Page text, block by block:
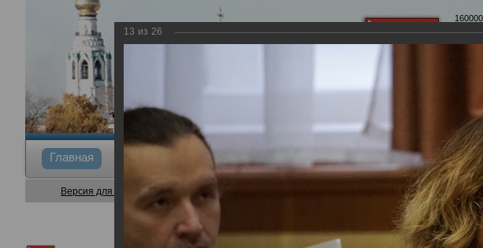
Главная Общие сведения Комитеты График
Версия для слабовидящих
13 из 26